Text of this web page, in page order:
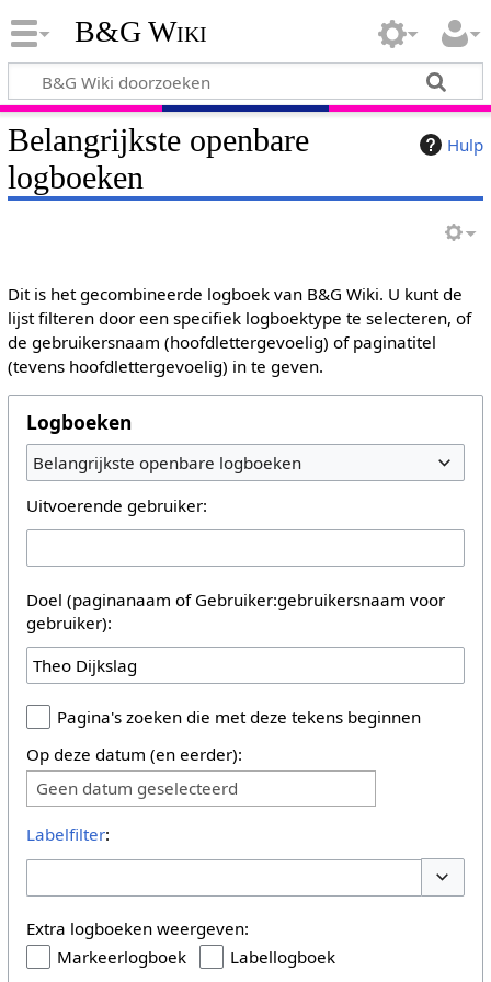
B&G Wiki
Hulp
Belangrijkste openbare
logboeken
Dit is het gecombineerde logboek van B&G Wiki. U kunt de
lijst filteren door een specifiek logboektype te selecteren, of
de gebruikersnaam (hoofdlettergevoelig) of paginatitel
(tevens hoofdlettergevoelig) in te geven.
Logboeken
Belangrijkste openbare logboeken
Uitvoerende gebruiker:
Doel (paginanaam of Gebruiker:gebruikersnaam voor
gebruiker):
Pagina's zoeken die met deze tekens beginnen
Op deze datum (en eerder):
Geen datum geselecteerd
Labelfilter:
Extra logboeken weergeven:
Markeerlogboek
Labellogboek